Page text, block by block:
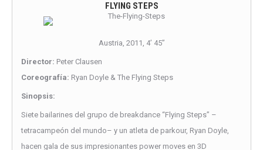
FLYING STEPS
Austria, 2011, 4’ 45’’
Director: Peter Clausen
Coreografía: Ryan Doyle & The Flying Steps
Sinopsis:
Siete bailarines del grupo de breakdance “Flying Steps” –
tetracampeón del mundo– y un atleta de parkour, Ryan Doyle,
hacen gala de sus impresionantes power moves en 3D